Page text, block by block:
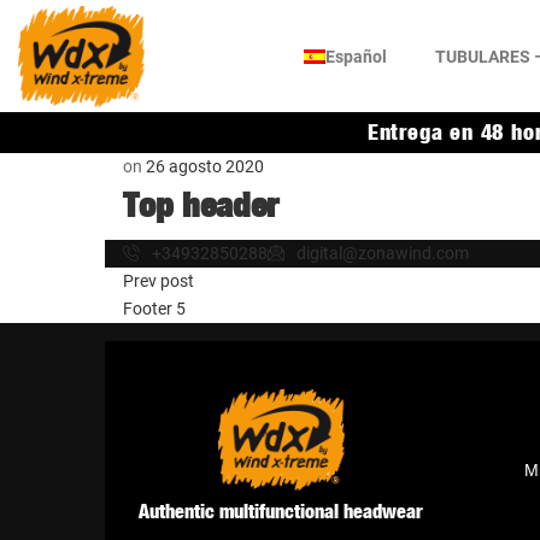
Español TUBULARES
Entrega en 48
on 26 agosto 2020
Top header
+34932850288 digital@zonawind.com
Prev post
Footer 5
Authentic multifunctional headwear